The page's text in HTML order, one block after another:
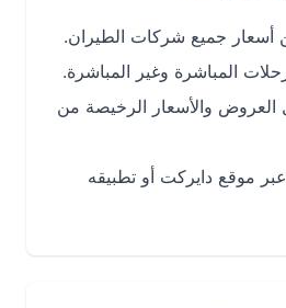
جميع شركات الطيران.
وغير المباشرة.
والأسعار الرخيصة من
دايركت أو تطبيقه